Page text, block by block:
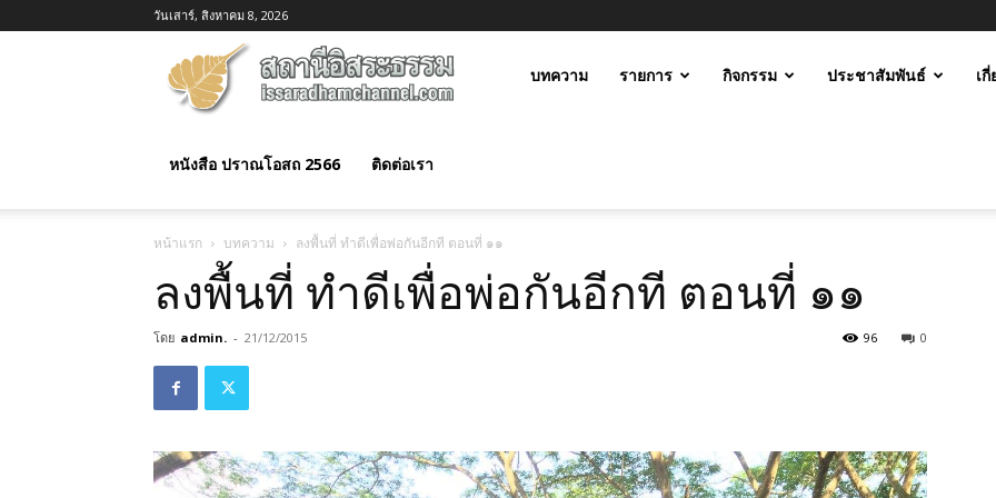
วันเสาร์, สิงหาคม 8, 2026
บทความ รายการ กิจกรรม ประชาสัมพันธ์ เ
หนังสือ ปราณโอสถ 2566 ติดต่อเรา
หน้าแรก บทความ ลงพื้นที่ ทำดีเพื่อพ่อกันอีกที ตอนที่ ๑๑
ลงพื้นที่ ทำดีเพื่อพ่อกันอีกที ตอนที่ ๑๑
โดย admin. - 21/12/2015 0
96